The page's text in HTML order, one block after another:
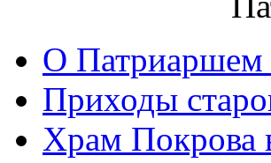
О Патриаршем
Приходы
Храм Покрова